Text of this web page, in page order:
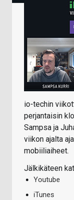
io-techin
perjantaisin
Sampsa ja
viikon ajalta
mobiiliaiheet.
Jälkikäteen
Youtube
iTunes